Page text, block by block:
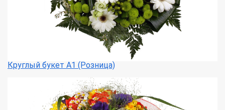
Круглый букет А1 (Розница)